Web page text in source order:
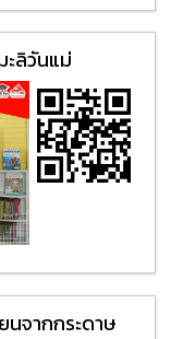
ลิวันแม่
นจากกระดาษ